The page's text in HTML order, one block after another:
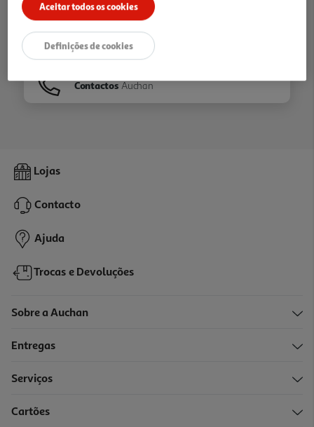
Folhetos
Contactos Auchan
Lojas
Contacto
Ajuda
Trocas e Devoluções
Sobre a Auchan
Entregas
Serviços
Cartões
Aceitar todos os cookies
Definições de cookies